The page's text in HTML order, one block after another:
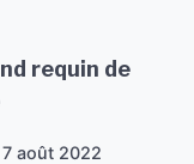
requin de
7 août 2022